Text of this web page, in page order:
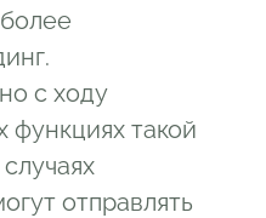
с ходу
функциях такой
отправлять